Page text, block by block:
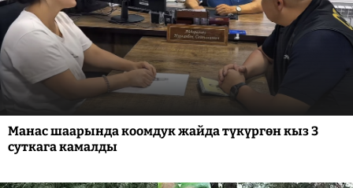
Манас шаарында коомдук жайда түкүргөн кыз 3
суткага камалды